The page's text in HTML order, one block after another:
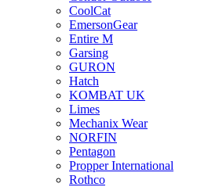
CoolCat
EmersonGear
Entire M
Garsing
GURON
Hatch
KOMBAT UK
Limes
Mechanix Wear
NORFIN
Pentagon
Propper International
Rothco